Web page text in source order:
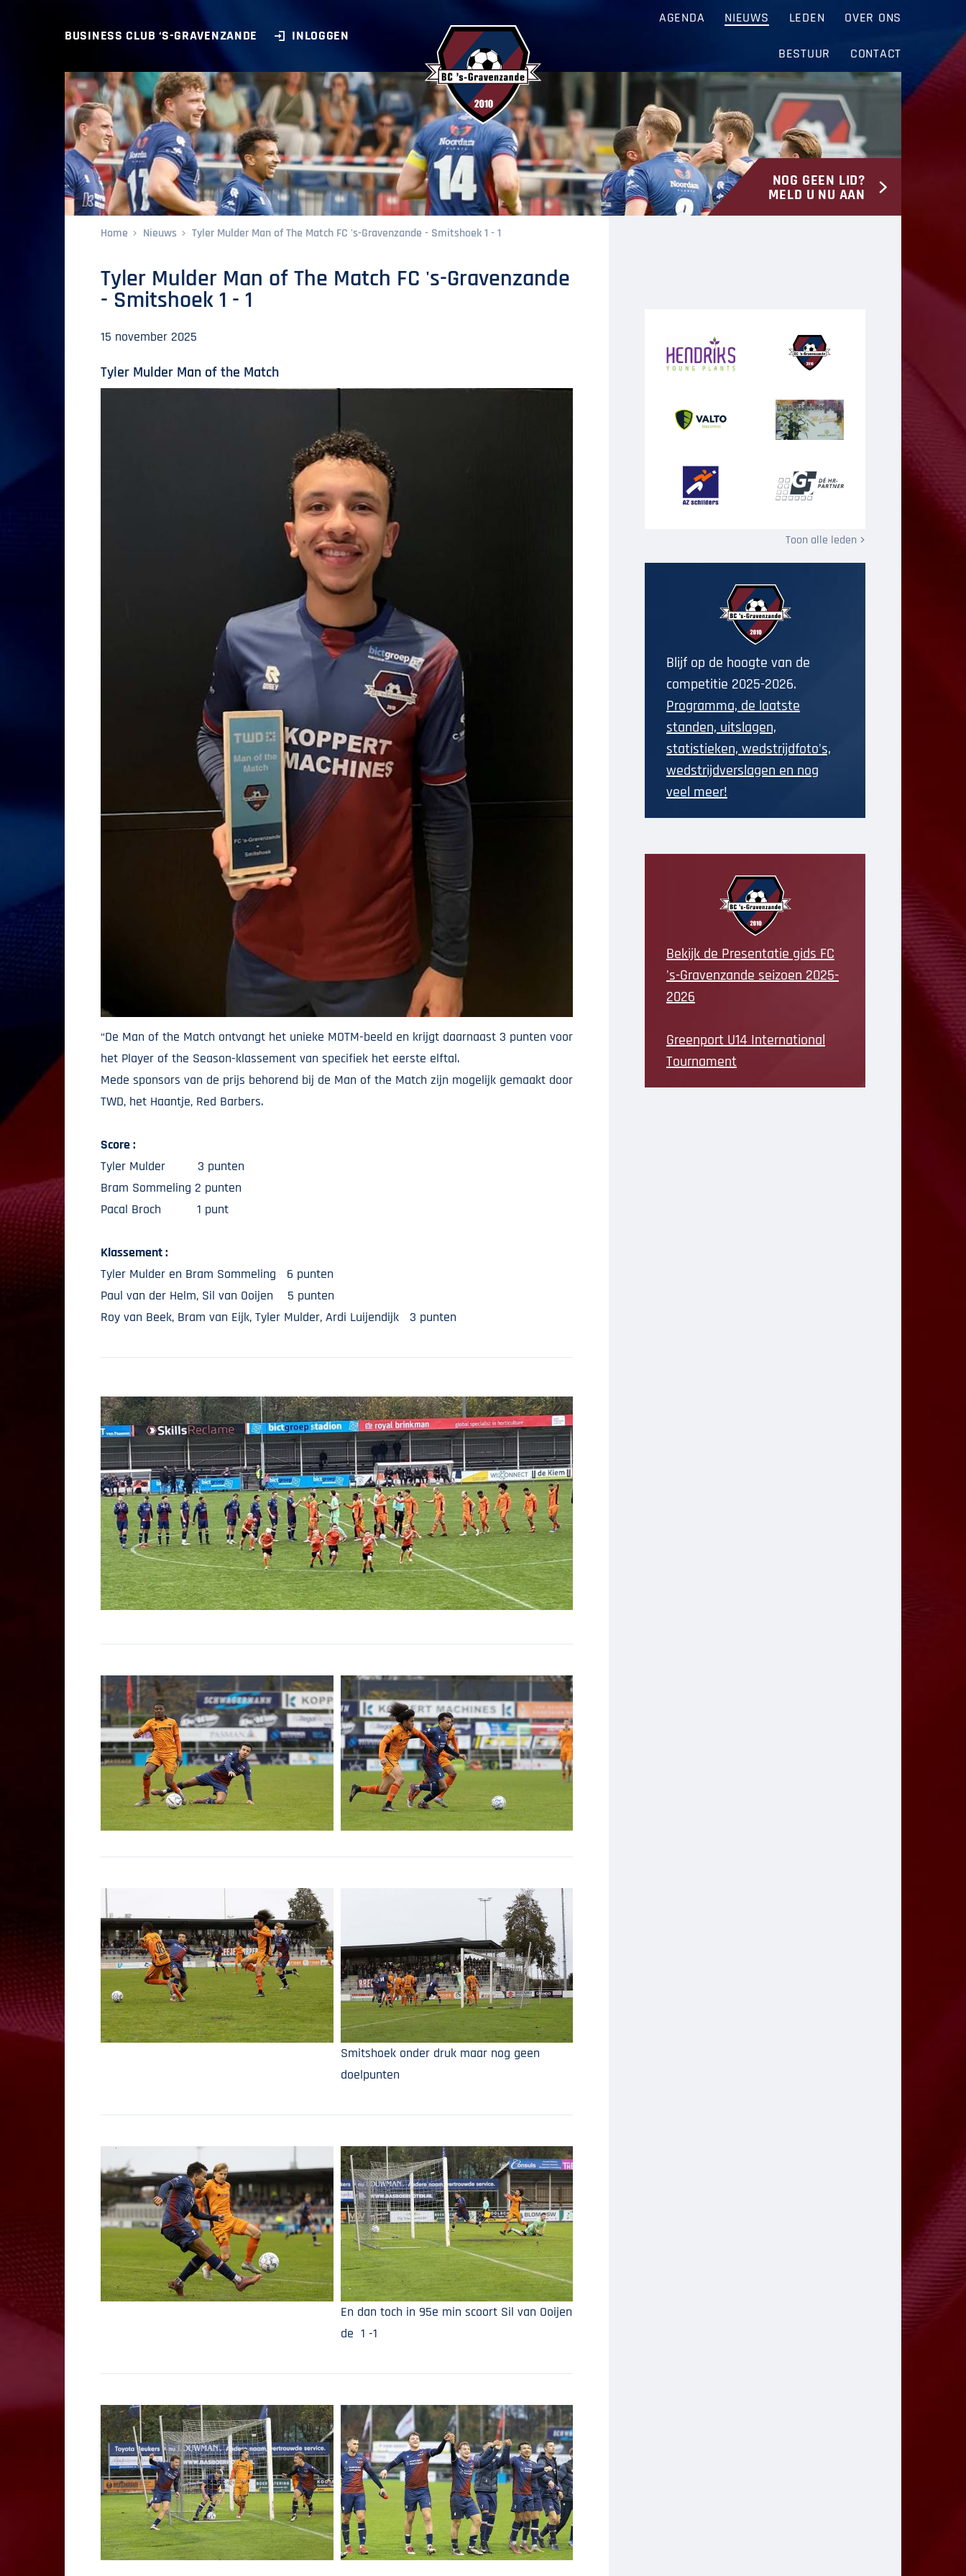
BC ‘s-Gravenzande
BUSINESS CLUB ‘S-GRAVENZANDE INLOGGEN
AGENDA NIEUWS LEDEN OVER ONS
BESTUUR CONTACT
NOG GEEN LID?
MELD U NU AAN
Home Nieuws Tyler Mulder Man of The Match FC 's-Gravenzande - Smitshoek 1 - 1
Tyler Mulder Man of The Match FC 's-Gravenzande
- Smitshoek 1 - 1
15 november 2025
Tyler Mulder Man of the Match
“De Man of the Match ontvangt het unieke MOTM-beeld en krijgt daarnaast 3 punten voor
het Player of the Season-klassement van specifiek het eerste elftal.
Mede sponsors van de prijs behorend bij de Man of the Match zijn mogelijk gemaakt door
TWD, het Haantje, Red Barbers.
Score :
Tyler Mulder 3 punten
Bram Sommeling 2 punten
Pacal Broch 1 punt
Klassement :
Tyler Mulder en Bram Sommeling 6 punten
Paul van der Helm, Sil van Ooijen 5 punten
Roy van Beek, Bram van Eijk, Tyler Mulder, Ardi Luijendijk 3 punten
Smitshoek onder druk maar nog geen
doelpunten
En dan toch in 95e min scoort Sil van Ooijen
de 1 -1
Toon alle leden
Blijf op de hoogte van de
competitie 2025-2026.
Programma, de laatste
standen, uitslagen,
statistieken, wedstrijdfoto's,
wedstrijdverslagen en nog
veel meer!
Bekijk de Presentatie gids FC
's-Gravenzande seizoen 2025-
2026
Greenport U14 International
Tournament